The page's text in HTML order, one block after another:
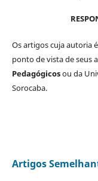
Os artigos cuja autoria
ponto de vista de seus
Pedagógicosou da
Sorocaba.
Artigos